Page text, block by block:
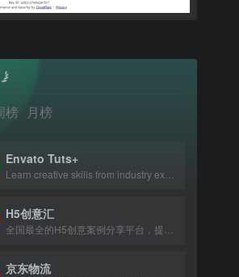
榜 月榜
Envato Tuts+
H5创意汇
京东物流